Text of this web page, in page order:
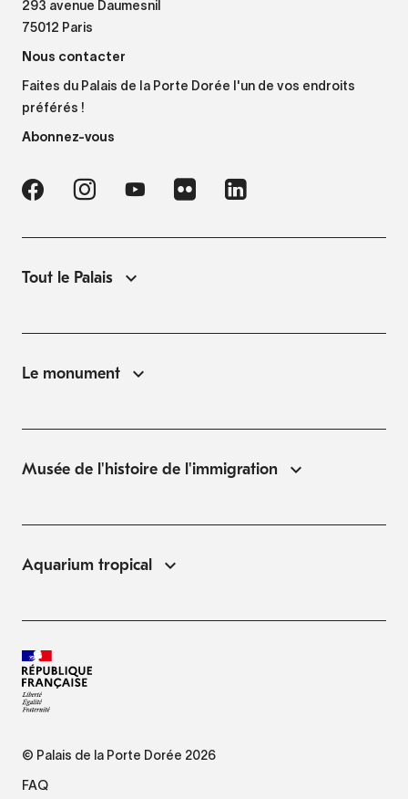
293 avenue Daumesnil
75012 Paris
Nous contacter
Faites du Palais de la Porte Dorée l'un de vos endroits
préférés !
Abonnez-vous
Tout le Palais
Le monument
Musée de l'histoire de l'immigration
Aquarium tropical
© Palais de la Porte Dorée 2026
FAQ